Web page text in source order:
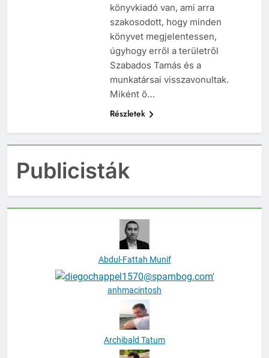
könyvkiadó van, ami arra
szakosodott, hogy minden
könyvet megjelentessen,
úgyhogy erről a területről
Szabados Tamás és a
munkatársai visszavonultak.
Miként ő…
Részletek
Publicisták
Abdul-Fattah Munif
anhmacintosh
Archibald Tatum